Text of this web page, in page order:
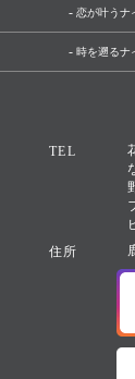
-恋が叶うナ
-時を遡るナ
TEL
住所